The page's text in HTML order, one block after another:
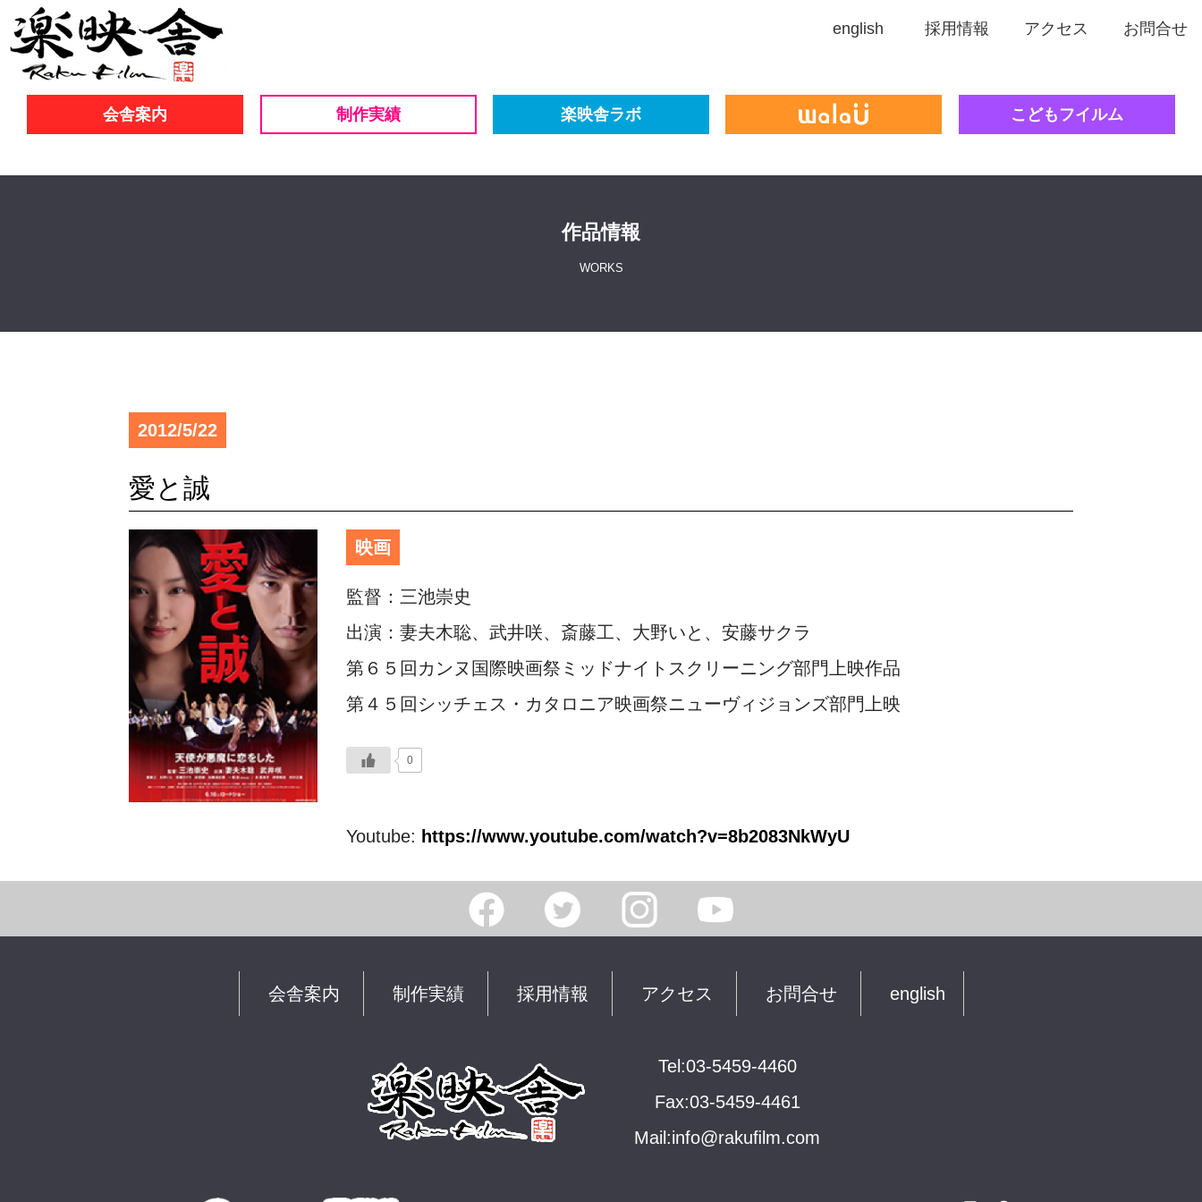
english 採用情報 アクセス お問合せ
会舎案内 制作実績 楽映舎ラボ こどもフイルム
作品情報
WORKS
2012/5/22
愛と誠
映画
監督：三池崇史
出演：妻夫木聡、武井咲、斎藤工、大野いと、安藤サクラ
第６５回カンヌ国際映画祭ミッドナイトスクリーニング部門上映作品
第４５回シッチェス・カタロニア映画祭ニューヴィジョンズ部門上映
0
Youtube: https://www.youtube.com/watch?v=8b2083NkWyU
会舎案内 制作実績 採用情報 アクセス お問合せ english
Tel:03-5459-4460
Fax:03-5459-4461
Mail:info@rakuﬁlm.com